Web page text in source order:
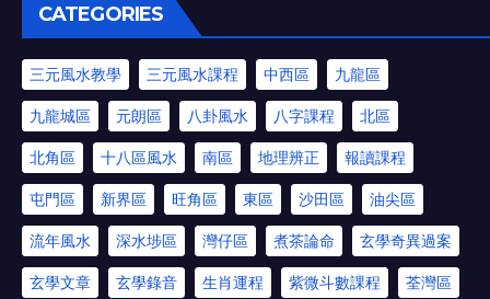
CATEGORIES
三元風水教學 三元風水課程 中西區 九龍區
九龍城區 元朗區 八卦風水 八字課程 北區
北角區 十八區風水 南區 地理辨正 報讀課程
屯門區 新界區 旺角區 東區 沙田區 油尖區
流年風水 深水埗區 灣仔區 煮茶論命 玄學奇異過案
玄學文章 玄學錄音 生肖運程 紫微斗數課程 荃灣區